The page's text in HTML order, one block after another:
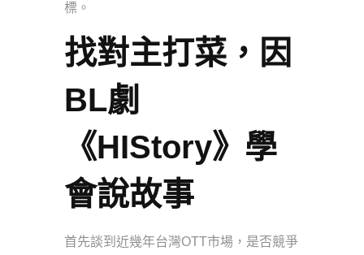
標。
找對主打菜，因
BL劇
《HIStory》學
會說故事
首先談到近幾年台灣OTT市場，是否競爭